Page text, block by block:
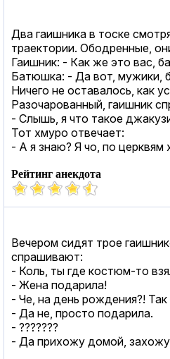
Два гаишника в тоске
траектории. Ободренные,
Гаишник: - Как же это вас,
Батюшка: - Да вот, мужики,
Ничего не оставалось, как
Разочарованный, гаишник
- Слышь, я что такое
Тот хмуро отвечает:
- А я знаю? Я чо, по церквям
Рейтинг анекдота
Вечером сидят трое
спрашивают:
- Коль, ты где костюм-то
- Жена подарила!
- Че, на день рождения?!
- Да не, просто подарила.
- ???????
- Да прихожу домой, захожу